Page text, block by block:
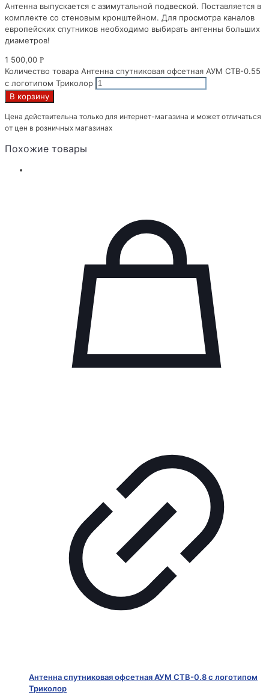
Антенна выпускается с азимутальной подвеской. Поставляется в
комплекте со стеновым кронштейном. Для просмотра каналов
европейских спутников необходимо выбирать антенны больших
диаметров!
1 500,00 Р
Количество товара Антенна спутниковая офсетная АУМ CTB-0.55
с логотипом Триколор
В корзину
Цена действительна только для интернет-магазина и может отличаться
от цен в розничных магазинах
Похожие товары
Антенна спутниковая офсетная АУМ CTB-0.8 с логотипом
Триколор